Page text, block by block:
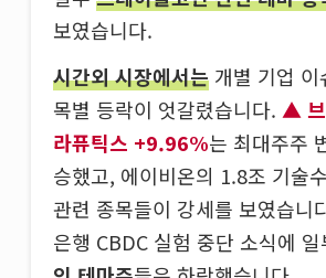
보였습니다.
시간외 시장에서는 개별 기업
목별 등락이 엇갈렸습니다.
라퓨틱스 +9.96%는 최대주주
승했고, 에이비온의 1.8조 기술
관련 종목들이 강세를 보였습니
은행 CBDC 실험 중단 소식에 일